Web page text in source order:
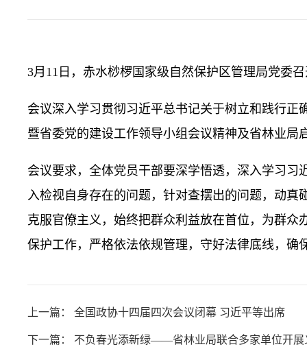
3月11日，赤水桫椤国家级自然保护区管理局党委
会议深入学习贯彻习近平总书记关于树立和践行
暨省委党的建设工作领导小组会议精神及省林业局
会议要求，全体党员干部要深学悟透，深入学习
入检视自身存在的问题，针对查摆出的问题，动
克服官僚主义，始终把群众利益放在首位，为群
保护工作，严格依法依规管理，守好法律底线，
上一篇： 全国政协十四届四次会议闭幕 习近平等出席
下一篇： 不负春光添新绿——省林业局联合多家单位开展